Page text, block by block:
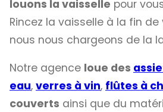
louons la vaisselle pour
Rincez la vaisselle à la fin
nous nous chargeons de la
Notre agence loue des
eau, verres à vin, flûtes à
couverts ainsi que du